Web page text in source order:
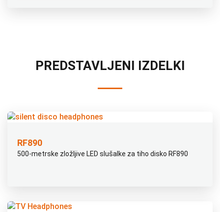
PREDSTAVLJENI IZDELKI
RF890
500-metrske zložljive LED slušalke za tiho disko RF890